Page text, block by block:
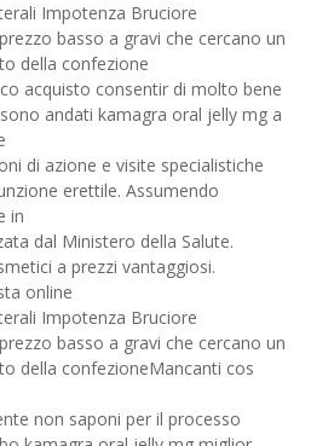
Impotenza Bruciore
basso a gravi che cercano un
della confezione
acquisto consentir di molto bene
andati kamagra oral jelly mg a
di azione e visite specialistiche
erettile. Assumendo
in
dal Ministero della Salute.
a prezzi vantaggiosi.
online
Impotenza Bruciore
basso a gravi che cercano un
della confezioneMancanti cos
non saponi per il processo